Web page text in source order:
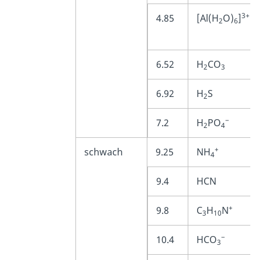
4.85 [Al(H2O)6]3+
6.52 H2CO3
6.92 H2S
7.2 H2PO4
−
schwach 9.25 NH4
+
9.4 HCN
9.8 C3H10N+
10.4 HCO3
−